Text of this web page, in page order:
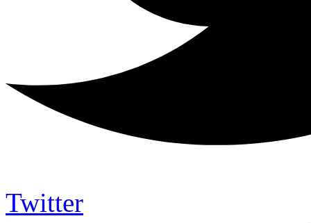
Twitter